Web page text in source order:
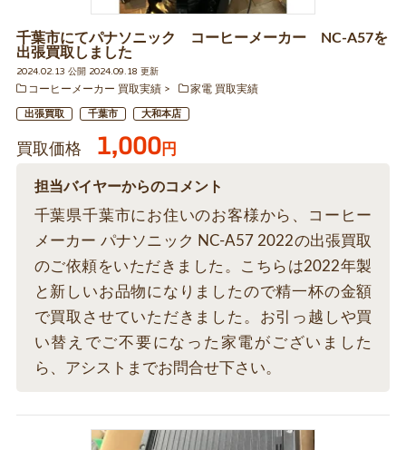
千葉市にてパナソニック コーヒーメーカー NC-A57を
出張買取しました
2024.02.13 公開 2024.09.18 更新
コーヒーメーカー 買取実績
家電 買取実績
出張買取 千葉市 大和本店
買取価格 1,000円
担当バイヤーからのコメント
千葉県千葉市にお住いのお客様から、コーヒー
メーカー パナソニック NC-A57 2022の出張買取
のご依頼をいただきました。こちらは2022年製
と新しいお品物になりましたので精一杯の金額
で買取させていただきました。お引っ越しや買
い替えでご不要になった家電がございました
ら、アシストまでお問合せ下さい。